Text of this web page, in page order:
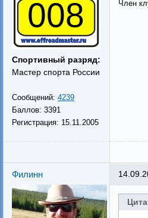
008
Спортивный разряд:
Мастер спорта России
Сообщений: 4239
Баллов: 3391
Регистрация: 15.11.2005
Член
Филинн